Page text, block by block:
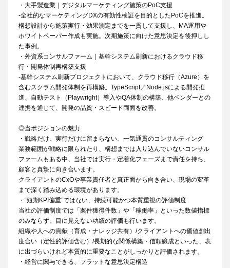
・大手製造業｜デジタルマーケティング施策のPoC支援
-全社的なマーケティングDXの有効性検証を目的としたPoCを推進。
構想設計から施策実行・効果測定までを一貫して支援し、MA運用や
ホワイトペーパー作成も実施。次期施策に向けた意思決定を後押しし
た事例。
・外資系コンサルファーム｜基幹システム刷新におけるクラウド移
行・開発体制再構築支援
-基幹システム刷新プロジェクトにおいて、クラウド移行（Azure）を
含むスクラム開発体制を再構築。TypeScript／Node.jsによる開発推
進、自動テスト（Playwright）導入やQA体制の構築、他ベンダーとの
連携を通じて、開発の品質・スピード両面を改善。
◎当ポジションの魅力
・戦略だけ、実行だけに留まらない、一気通貫のコンサルティング
業務範囲が戦略に限られたり、構想までは入り込んでいないコンサル
ファームもある中、当社では実行・定着化フェーズまで責任を持ち、
顧客と真摯に向き合います。
クライアントのCxOや事業責任者と真正面から向き合い、現場の変革
まで深く踏み込める環境があります。
・“短期KPI偏重”ではない、持続可能かつ本質重視の評価制度
当社の評価制度では「案件獲得件数」や「稼働率」といった数値指標
のみならず、目に見えない功績の評価も行います。
組織や人への貢献（育成・ナレッジ共有）/クライアントへの価値創出
度合い（定性的評価含む）/長期的な関係構築・信頼醸成といった、表
に出づらいけれど本質的に重要なことがしっかりと評価されます。
・経営に関与できる、フラットな意思決定構造